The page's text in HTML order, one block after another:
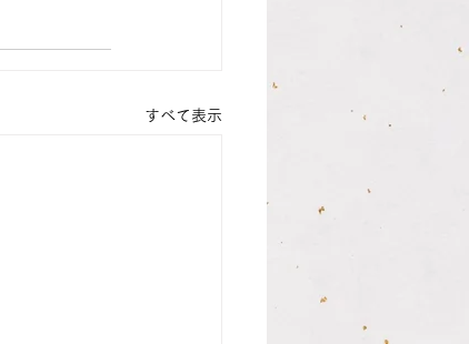
すべて表示